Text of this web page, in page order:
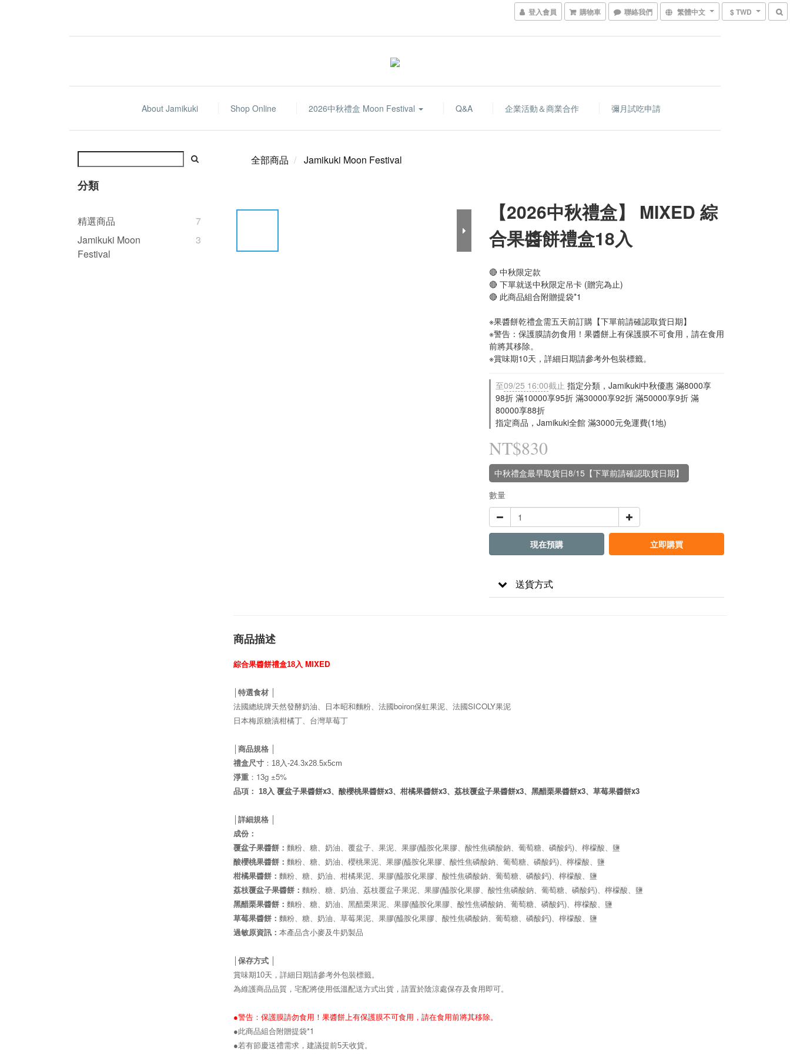
登入會員 購物車 聯絡我們 繁體中文 $ TWD
About Jamikuki Shop Online 2026中秋禮盒 Moon Festival Q&A 企業活動＆商業合作 彌月試吃申請
分類
精選商品
7
Jamikuki Moon
Festival
3
全部商品 Jamikuki Moon Festival
【2026中秋禮盒】 MIXED 綜
合果醬餅禮盒18入
🔴 中秋限定款
🔴 下單就送中秋限定吊卡 (贈完為止)
🔴 此商品組合附贈提袋*1
※果醬餅乾禮盒需五天前訂購【下單前請確認取貨日期】
※警告：保護膜請勿食用！果醬餅上有保護膜不可食用，請在食用
前將其移除。
※賞味期10天，詳細日期請參考外包裝標籤。
至09/25 16:00截止 指定分類，Jamikuki中秋優惠 滿8000享
98折 滿10000享95折 滿30000享92折 滿50000享9折 滿
80000享88折
指定商品，Jamikuki全館 滿3000元免運費(1地)
NT$830
中秋禮盒最早取貨日8/15【下單前請確認取貨日期】
數量
現在預購 立即購買
送貨方式
商品描述
綜合果醬餅禮盒18入 MIXED
│特選食材 │
法國總統牌天然發酵奶油、日本昭和麵粉、法國boiron保虹果泥、法國SICOLY果泥
日本梅原糖漬柑橘丁、台灣草莓丁
│商品規格 │
禮盒尺寸 ： 18入-24.3x28.5x5cm
淨重 ： 13g ±5%
品項 ： 18入 覆盆子果醬餅x3、酸櫻桃果醬餅x3、柑橘果醬餅x3、 荔枝覆盆子果醬餅x3、黑醋栗果醬餅x3、草莓果醬餅x3
│詳細規格 │
成份：
覆盆子果醬餅 ： 麵粉、糖、奶油、覆盆子、果泥、果膠(醯胺化果膠、酸性焦磷酸鈉、葡萄糖、磷酸鈣)、檸檬酸、鹽
酸櫻桃果醬餅 ： 麵粉、糖、奶油、櫻桃果泥、果膠(醯胺化果膠、酸性焦磷酸鈉、葡萄糖、磷酸鈣)、檸檬酸、鹽
柑橘果醬餅 ： 麵粉、糖、奶油、柑橘果泥、果膠(醯胺化果膠、酸性焦磷酸鈉、葡萄糖、磷酸鈣)、檸檬酸、鹽
荔枝覆盆子果醬餅 ： 麵粉、糖、奶油、荔枝覆盆子果泥、果膠(醯胺化果膠、酸性焦磷酸鈉、葡萄糖、磷酸鈣)、檸檬酸、鹽
黑醋栗果醬餅 ： 麵粉、糖、奶油、黑醋栗果泥、果膠(醯胺化果膠、酸性焦磷酸鈉、葡萄糖、磷酸鈣)、檸檬酸、鹽
草莓果醬餅 ： 麵粉、糖、奶油、草莓果泥、果膠(醯胺化果膠、酸性焦磷酸鈉、葡萄糖、磷酸鈣)、檸檬酸、鹽
過敏原資訊： 本產品含小麥及牛奶製品
│保存方式 │
賞味期10天，詳細日期請參考外包裝標籤。
為維護商品品質，宅配將使用低溫配送方式出貨，請置於陰涼處保存及食用即可。
●警告：保護膜請勿食用！果醬餅上有保護膜不可食用，請在食用前將其移除。
●此商品組合附贈提袋*1
●若有節慶送禮需求，建議提前5天收貨。